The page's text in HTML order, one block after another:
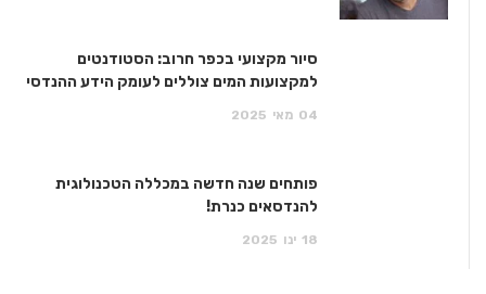
סיור מקצועי בכפר חרוב: הסטודנטים
למקצועות המים צוללים לעומק הידע ההנדסי
04 מאי 2025
פותחים שנה חדשה במכללה הטכנולוגית
להנדסאים כנרת!
18 ינו 2025